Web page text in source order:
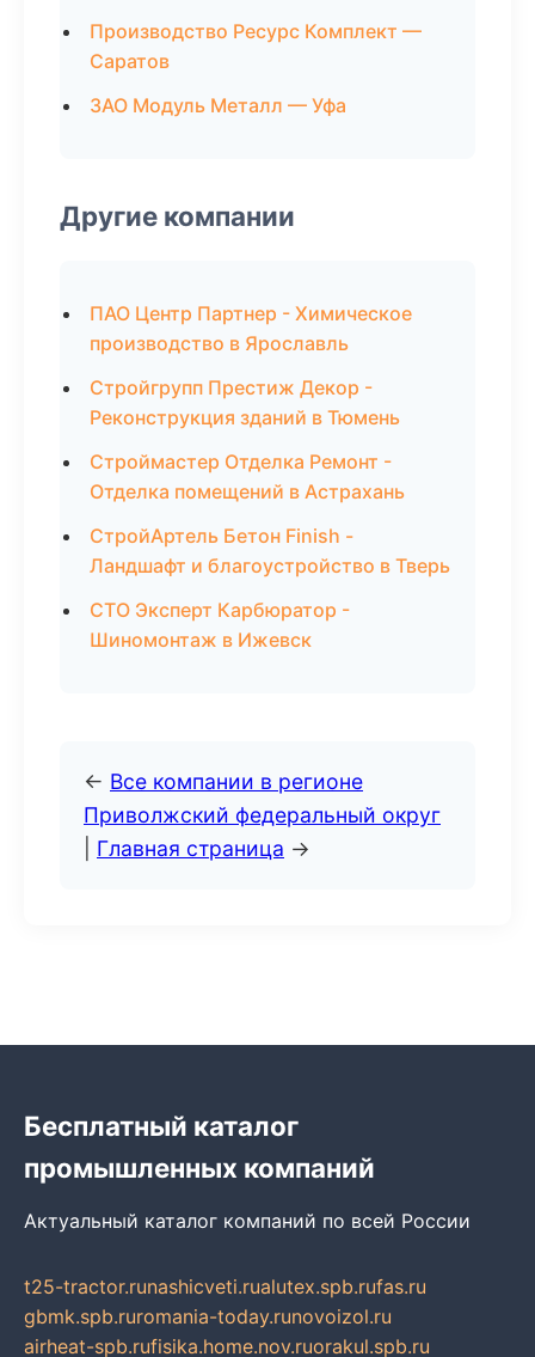
Производство Ресурс Комплект —
Саратов
ЗАО Модуль Металл — Уфа
Другие компании
ПАО Центр Партнер - Химическое
производство в Ярославль
Стройгрупп Престиж Декор -
Реконструкция зданий в Тюмень
Строймастер Отделка Ремонт -
Отделка помещений в Астрахань
СтройАртель Бетон Finish -
Ландшафт и благоустройство в Тверь
СТО Эксперт Карбюратор -
Шиномонтаж в Ижевск
← Все компании в регионе
Приволжский федеральный округ
Главная страница →
Бесплатный каталог
промышленных компаний
Актуальный каталог компаний по всей России
t25-tractor.runashicveti.rualutex.spb.rufas.ru
gbmk.spb.ruromania-today.runovoizol.ru
airheat-spb.rufisika.home.nov.ruorakul.spb.ru